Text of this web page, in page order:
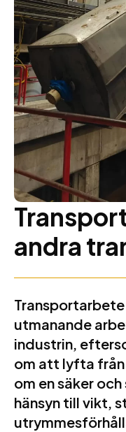
andra
utmanande
industrin,
om att lyfta från
om en säker
hänsyn till vikt,